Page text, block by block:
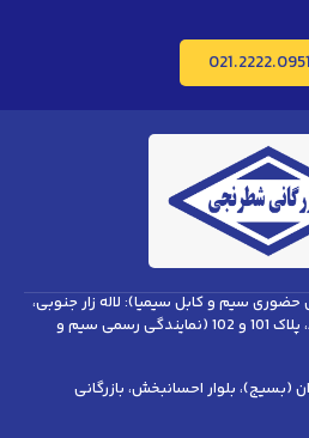
021.2222.0951
سیم و کابل سیمیا): لاله زار جنوبی،
کوچه شاهچراغی، پاساژ پانیذ، پلاک 101 و 102 (نمایندگی رسمی سیم و
بلوار احسانبخش، بازرگانی